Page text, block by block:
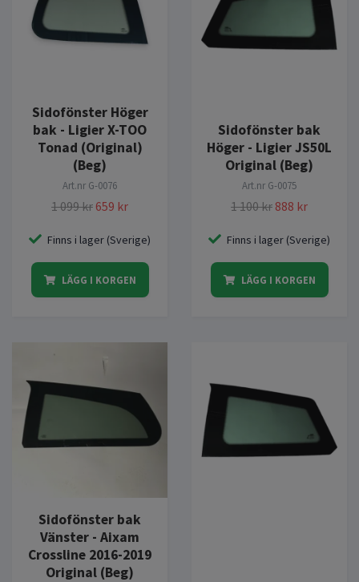
Sidofönster Höger
bak - Ligier X-TOO
Tonad (Original)
(Beg)
Art.nr G-0076
1 099 kr 659 kr
Finns i lager (Sverige)
LÄGG I KORGEN
Sidofönster bak
Höger - Ligier JS50L
Original (Beg)
Art.nr G-0075
1 100 kr 888 kr
Finns i lager (Sverige)
LÄGG I KORGEN
Sidofönster bak
Vänster - Aixam
Crossline 2016-2019
Original (Beg)